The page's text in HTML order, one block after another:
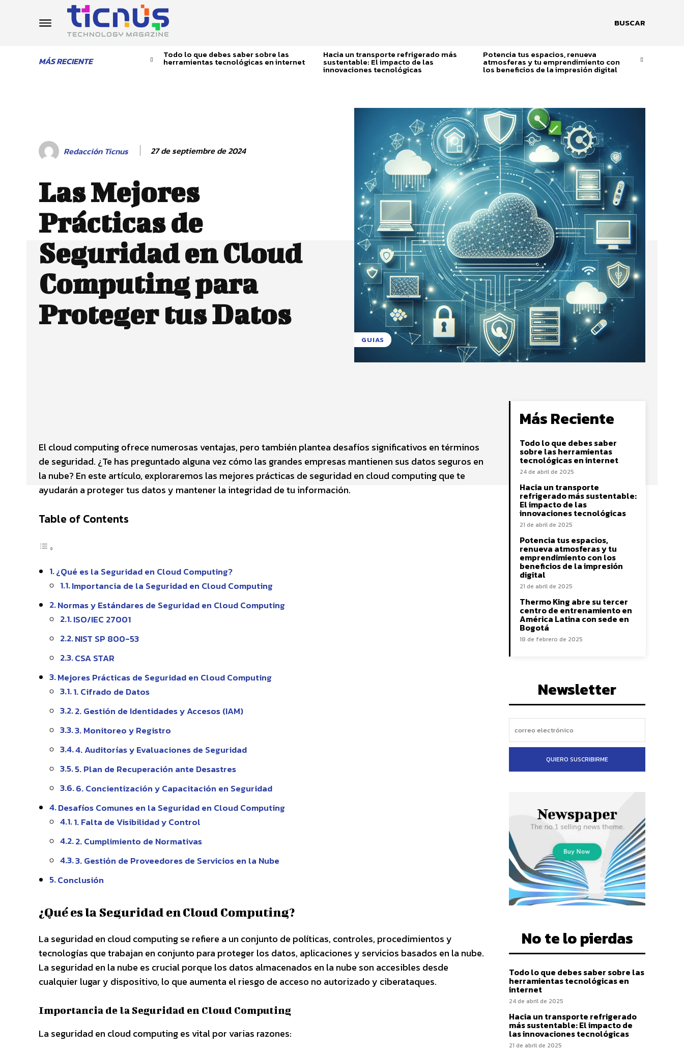
BUSCAR
MÁS RECIENTE
Todo lo que debes saber sobre las
herramientas tecnológicas en internet
Hacia un transporte refrigerado más
sustentable: El impacto de las
innovaciones tecnológicas
Potencia tus espacios, renueva
atmosferas y tu emprendimiento con
los beneficios de la impresión digital
Redacción Ticnus 27 de septiembre de 2024
Las Mejores
Prácticas de
Seguridad en Cloud
Computing para
Proteger tus Datos
GUIAS
El cloud computing ofrece numerosas ventajas, pero también plantea desafíos significativos en términos
de seguridad. ¿Te has preguntado alguna vez cómo las grandes empresas mantienen sus datos seguros en
la nube? En este artículo, exploraremos las mejores prácticas de seguridad en cloud computing que te
ayudarán a proteger tus datos y mantener la integridad de tu información.
Table of Contents
¿Qué es la Seguridad en Cloud Computing?
Importancia de la Seguridad en Cloud Computing
Normas y Estándares de Seguridad en Cloud Computing
ISO/IEC 27001
NIST SP 800-53
CSA STAR
Mejores Prácticas de Seguridad en Cloud Computing
1. Cifrado de Datos
2. Gestión de Identidades y Accesos (IAM)
3. Monitoreo y Registro
4. Auditorías y Evaluaciones de Seguridad
5. Plan de Recuperación ante Desastres
6. Concientización y Capacitación en Seguridad
Desafíos Comunes en la Seguridad en Cloud Computing
1. Falta de Visibilidad y Control
2. Cumplimiento de Normativas
3. Gestión de Proveedores de Servicios en la Nube
Conclusión
¿Qué es la Seguridad en Cloud Computing?
La seguridad en cloud computing se refiere a un conjunto de políticas, controles, procedimientos y
tecnologías que trabajan en conjunto para proteger los datos, aplicaciones y servicios basados en la nube.
La seguridad en la nube es crucial porque los datos almacenados en la nube son accesibles desde
cualquier lugar y dispositivo, lo que aumenta el riesgo de acceso no autorizado y ciberataques.
Importancia de la Seguridad en Cloud Computing
La seguridad en cloud computing es vital por varias razones:
Más Reciente
Todo lo que debes saber
sobre las herramientas
tecnológicas en internet
24 de abril de 2025
Hacia un transporte
refrigerado más sustentable:
El impacto de las
innovaciones tecnológicas
21 de abril de 2025
Potencia tus espacios,
renueva atmosferas y tu
emprendimiento con los
beneficios de la impresión
digital
21 de abril de 2025
Thermo King abre su tercer
centro de entrenamiento en
América Latina con sede en
Bogotá
18 de febrero de 2025
Newsletter
QUIERO SUSCRIBIRME
No te lo pierdas
Todo lo que debes saber sobre las
herramientas tecnológicas en
internet
24 de abril de 2025
Hacia un transporte refrigerado
más sustentable: El impacto de
las innovaciones tecnológicas
21 de abril de 2025